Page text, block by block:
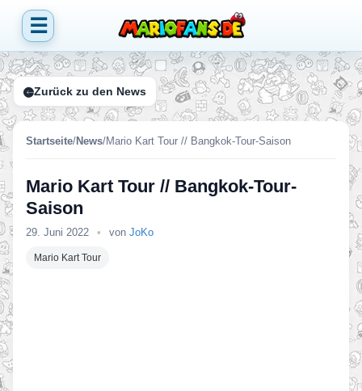
☰
Zurück zu den News
Startseite/News/Mario Kart Tour // Bangkok-Tour-Saison
Mario Kart Tour // Bangkok-Tour-
Saison
29. Juni 2022 • von JoKo
Mario Kart Tour